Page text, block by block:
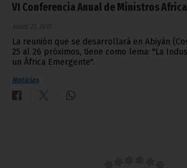
VI Conferencia Anual de Ministros
marzo 23, 2013
La reunión que se desarrollará en Abiyán
25 al 26 próximos, tiene como lema: "La
un África Emergente".
Noticias